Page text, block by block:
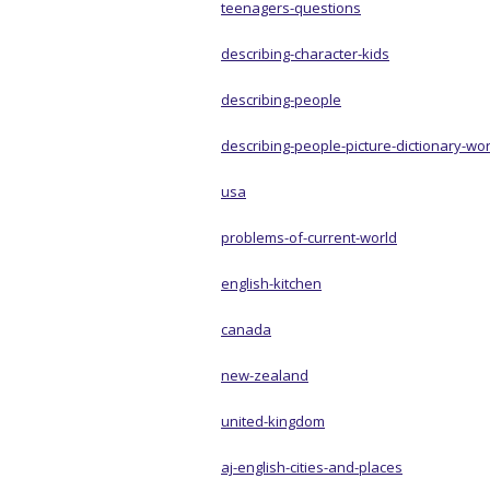
teenagers-questions
describing-character-kids
describing-people
describing-people-picture-dictionary-
usa
problems-of-current-world
english-kitchen
canada
new-zealand
united-kingdom
aj-english-cities-and-places